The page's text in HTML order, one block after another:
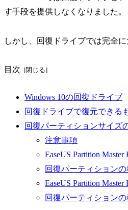
す手段を提供しなくなりました。
しかし、回復ドライブでは完全
目次
Windows 10の回復ドライブ
回復ドライブで復元できる
回復パーティションサイズ
注意事項
EaseUS Partition
回復パーティション
EaseUS Partition
回復パーティション